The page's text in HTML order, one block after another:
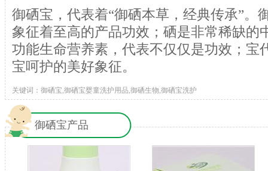
御硒宝，代表着“御硒本草，经典传承”。
象征着至高的产品功效；硒是非常稀缺的
功能生命营养素，代表不仅仅是功效；宝
宝呵护的美好象征。
关键词：御硒宝,御硒宝婴童洗护用品,御硒生物,御硒宝洗护
御硒宝产品